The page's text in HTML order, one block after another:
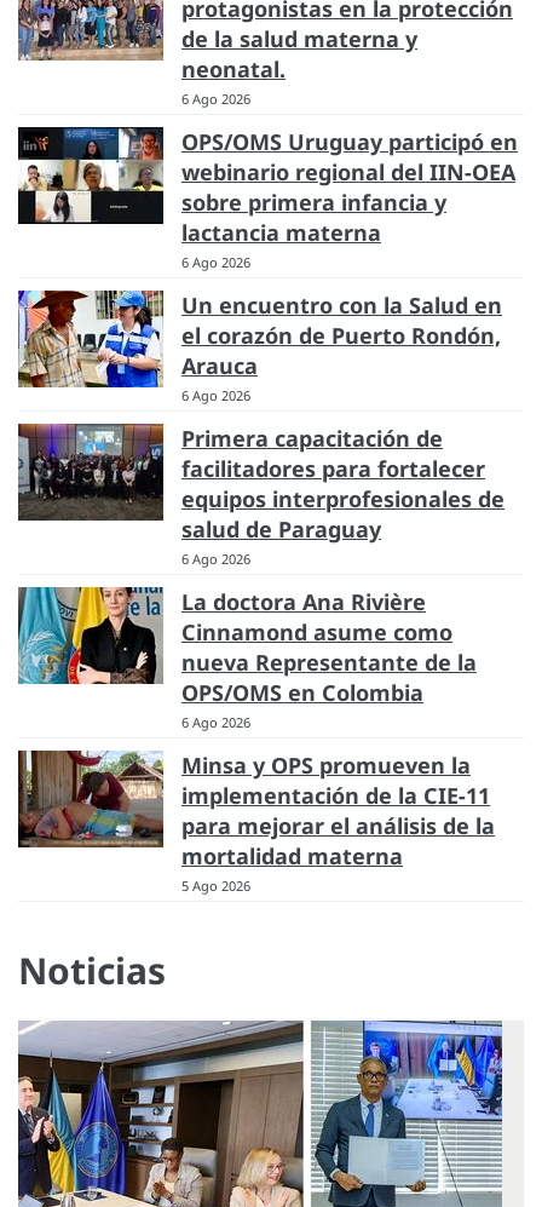
protagonistas en la protección
de la salud materna y
neonatal.
6 Ago 2026
OPS/OMS Uruguay participó en
webinario regional del IIN-OEA
sobre primera infancia y
lactancia materna
6 Ago 2026
Un encuentro con la Salud en
el corazón de Puerto Rondón,
Arauca
6 Ago 2026
Primera capacitación de
facilitadores para fortalecer
equipos interprofesionales de
salud de Paraguay
6 Ago 2026
La doctora Ana Rivière
Cinnamond asume como
nueva Representante de la
OPS/OMS en Colombia
6 Ago 2026
Minsa y OPS promueven la
implementación de la CIE-11
para mejorar el análisis de la
mortalidad materna
5 Ago 2026
Noticias